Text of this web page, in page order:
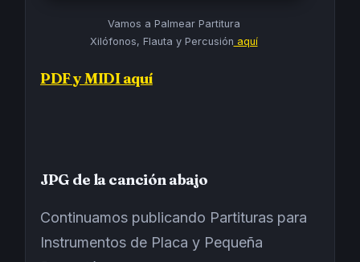
Vamos a Palmear Partitura
Xilófonos, Flauta y Percusión aquí
PDF y MIDI aquí
JPG de la canción abajo
Continuamos publicando Partituras para
Instrumentos de Placa y Pequeña